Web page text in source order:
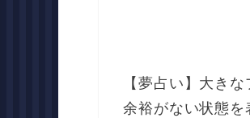
【夢占い】大き
余裕がない状態を